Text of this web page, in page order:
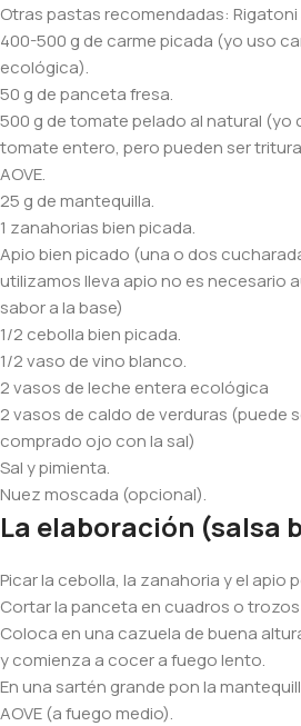
Otras pastas recomendadas: Rigatoni
400-500 g de carme picada (yo uso
ecológica).
50 g de panceta fresa.
500 g de tomate pelado al natural (yo
tomate entero, pero pueden ser
AOVE.
25 g de mantequilla.
1 zanahorias bien picada.
Apio bien picado (una o dos
utilizamos lleva apio no es necesario
sabor a la base)
1/2 cebolla bien picada.
1/2 vaso de vino blanco.
2 vasos de leche entera ecológica
2 vasos de caldo de verduras (puede
comprado ojo con la sal)
Sal y pimienta.
Nuez moscada (opcional).
La elaboración (salsa
Picar la cebolla, la zanahoria y el apio
Cortar la panceta en cuadros o
Coloca en una cazuela de buena
y comienza a cocer a fuego lento.
En una sartén grande pon la
AOVE (a fuego medio).